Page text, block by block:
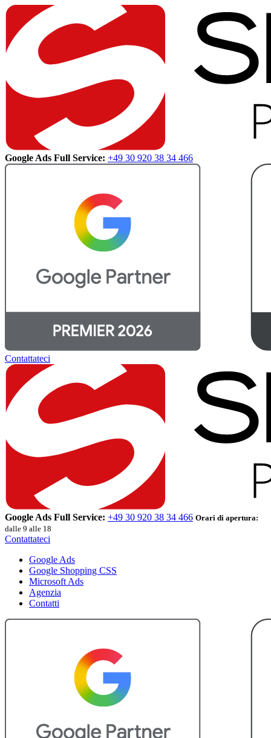
Google Ads Full Service: +49 30 920 38 34 466
Contattateci
Google Ads Full Service: +49 30 920 38 34 466 Orari di apertura:
dalle 9 alle 18
Contattateci
Google Ads
Google Shopping CSS
Microsoft Ads
Agenzia
Contatti